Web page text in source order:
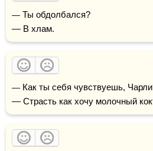
— Ты обдолбался?
— В хлам.
— Как ты себя чувствуешь, Чарли?
— Страсть как хочу молочный